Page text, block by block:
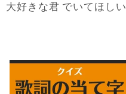
大好きな君 でいてほしい